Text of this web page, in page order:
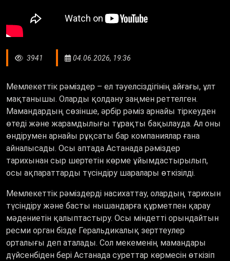
3941 04.06.2026, 19:36
Мемлекеттік рәміздер – ел тәуелсіздігінің айғағы, ұлт
мақтанышы. Оларды қолдану заңмен реттелген.
Мамандардың сөзінше, әрбір рәміз арнайы тіркеуден
өтеді және жарамдылығы тұрақты бақылауда. Ал оны
өндірумен арнайы рұқсаты бар компаниялар ғана
айналысады. Осы аптада Астанада рәміздер
тарихынан сыр шертетін көрме ұйымдастырылып,
осы ақпараттарды түсіндіру шаралары өткізілді.
Мемлекеттік рәміздерді насихаттау, олардың тарихын
түсіндіру және басты нышандарға құрметпен қарау
мәдениетін қалыптастыру. Осы міндетті орындайтын
ресми орган бізде Геральдикалық зерттеулер
орталығы деп аталады. Сол мекеменің мамандары
дүйсенбіден бері Астанада суреттар көрмесін өткізіп